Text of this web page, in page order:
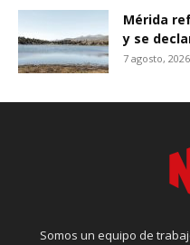
Mérida
y se
7 agosto, 2026
Somos un equipo de